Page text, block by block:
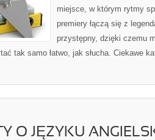
miejsce, w którym rytmy
premiery łączą się z
przystępny, dzięki czemu
tak samo łatwo, jak słucha. Ciekawe
O JĘZYKU